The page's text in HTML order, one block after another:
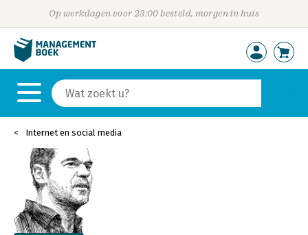
Op werkdagen voor 23:00 besteld, morgen in huis
Internet en social media